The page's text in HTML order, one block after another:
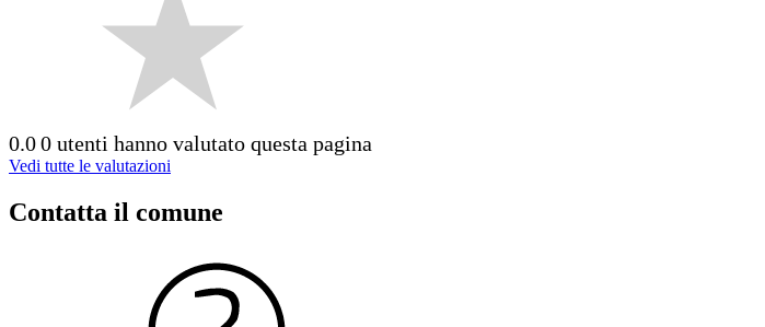
0.00 utenti hanno valutato questa pagina
Vedi tutte le valutazioni
Contatta il comune